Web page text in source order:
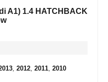
A1) 1.4 HATCHBACK
, 2012, 2011, 2010